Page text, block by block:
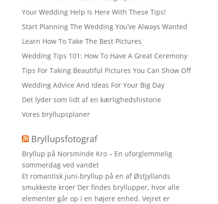
Your Wedding Help Is Here With These Tips!
Start Planning The Wedding You’ve Always Wanted
Learn How To Take The Best Pictures
Wedding Tips 101: How To Have A Great Ceremony
Tips For Taking Beautiful Pictures You Can Show Off
Wedding Advice And Ideas For Your Big Day
Det lyder som lidt af en kærlighedshistorie
Vores bryllupsplaner
Bryllupsfotograf
Bryllup på Norsminde Kro – En uforglemmelig
sommerdag ved vandet
Et romantisk juni-bryllup på en af Østjyllands
smukkeste kroer Der findes bryllupper, hvor alle
elementer går op i en højere enhed. Vejret er